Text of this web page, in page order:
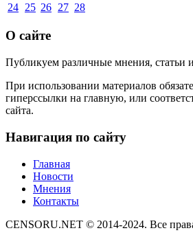
24 25 26 27 28
О сайте
Публикуем различные мнения, статьи
При использовании материалов
гиперссылки на главную, или
сайта.
Навигация по сайту
Главная
Новости
Мнения
Контакты
CENSORU.NET © 2014-2024. Все